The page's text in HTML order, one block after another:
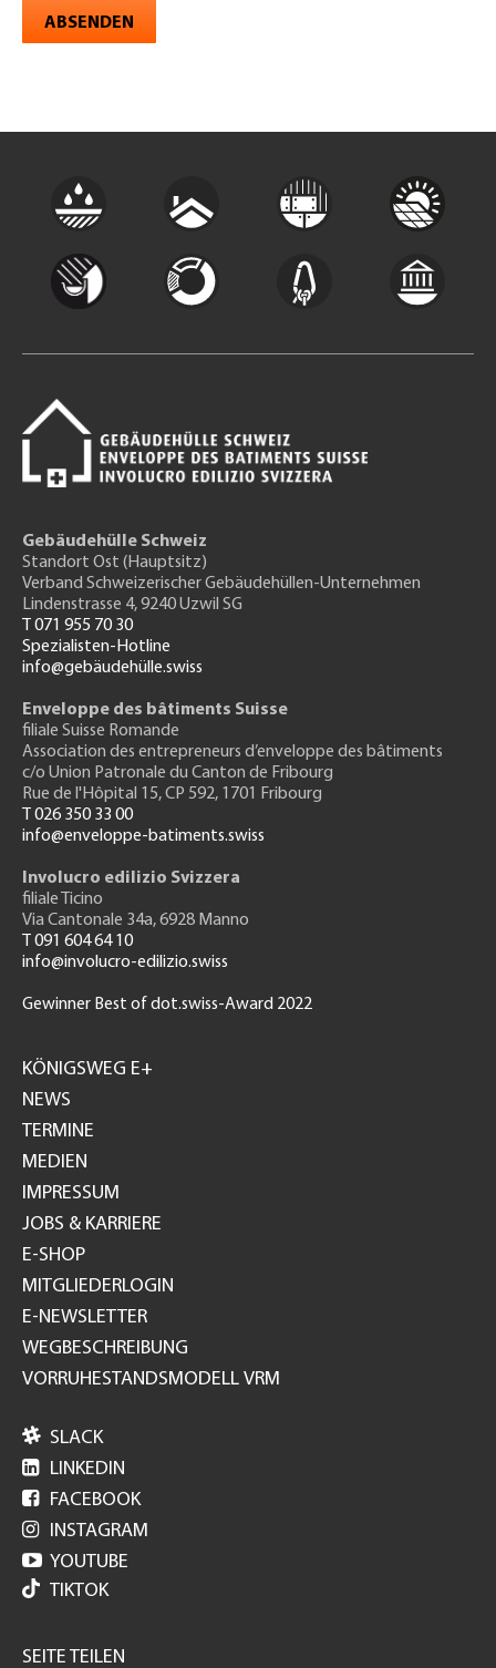
ABSENDEN
Gebäudehülle Schweiz
Standort Ost (Hauptsitz)
Verband Schweizerischer Gebäudehüllen-Unternehmen
Lindenstrasse 4, 9240 Uzwil SG
T 071 955 70 30
Spezialisten-Hotline
info@gebäudehülle.swiss
Enveloppe des bâtiments Suisse
filiale Suisse Romande
Association des entrepreneurs d’enveloppe des bâtiments
c/o Union Patronale du Canton de Fribourg
Rue de l'Hôpital 15, CP 592, 1701 Fribourg
T 026 350 33 00
info@enveloppe-batiments.swiss
Involucro edilizio Svizzera
filiale Ticino
Via Cantonale 34a, 6928 Manno
T 091 604 64 10
info@involucro-edilizio.swiss
Gewinner Best of dot.swiss-Award 2022
GH
KÖNIGSWEG E+
NEWS
TERMINE
MEDIEN
IMPRESSUM
JOBS & KARRIERE
E-SHOP
MITGLIEDERLOGIN
E-NEWSLETTER
WEGBESCHREIBUNG
VORRUHESTANDSMODELL VRM
 SLACK
 LINKEDIN
 FACEBOOK
 INSTAGRAM
 YOUTUBE
TIKTOK
SEITE TEILEN